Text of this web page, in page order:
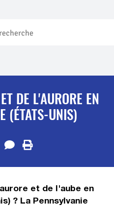
DE L'AURORE EN
(ÉTATS-UNIS)
et de l'aube en
? La Pennsylvanie